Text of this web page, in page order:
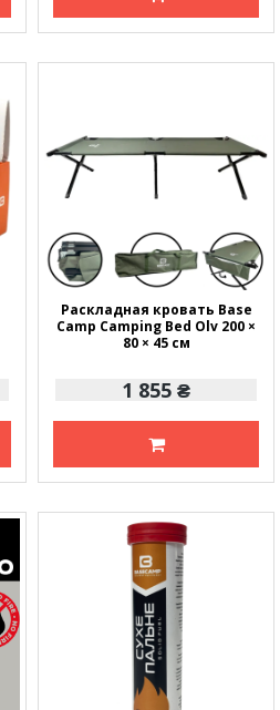
Раскладная кровать Base
Camp Camping Bed Olv 200 ×
80 × 45 см
1 855 ₴